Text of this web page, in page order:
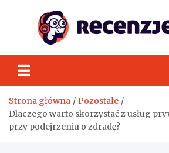
Strona główna
Pozostałe
Dlaczego warto skorzystać z usług
przy podejrzeniu o zdradę?